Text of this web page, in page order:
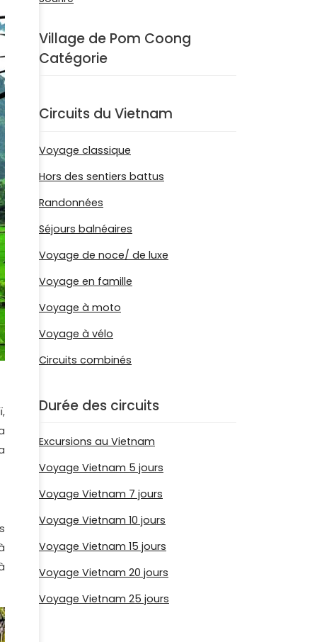
Village de Pom Coong
Catégorie
Circuits du Vietnam
Voyage classique
Hors des sentiers battus
Randonnées
Séjours balnéaires
Voyage de noce/ de luxe
Voyage en famille
Voyage à moto
Voyage à vélo
Circuits combinés
Durée des circuits
Excursions au Vietnam
Voyage Vietnam 5 jours
Voyage Vietnam 7 jours
Voyage Vietnam 10 jours
Voyage Vietnam 15 jours
Voyage Vietnam 20 jours
Voyage Vietnam 25 jours